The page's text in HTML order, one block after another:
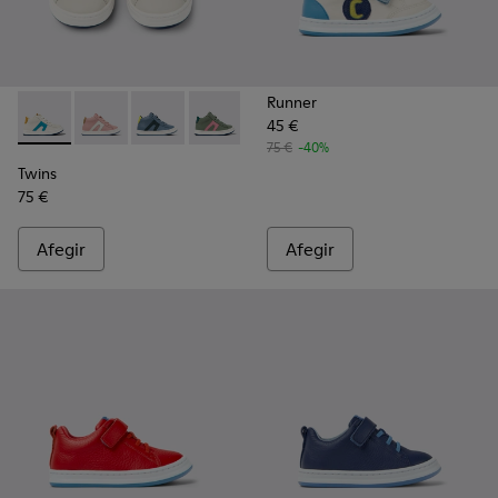
Twins - K900338-002 - Sneaker infantil de pell de color
Twins - K900338-004 - Sneaker infantil de pell de
Twins - K900338-003 - Sneaker infantil de
Twins - K900338-001 - Sneaker
Twins
75 €
Afegir
Runner
45 €
75 € -40%
Afegir